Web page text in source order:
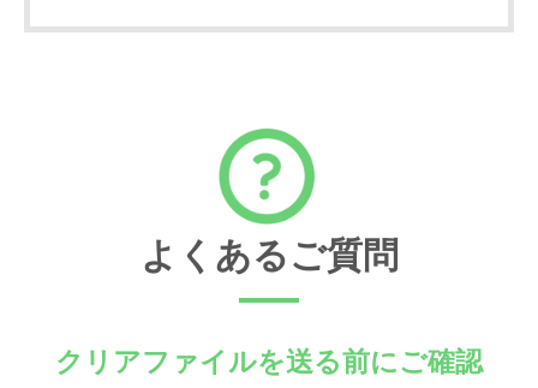
よくあるご質問
クリアファイルを送る前にご確認